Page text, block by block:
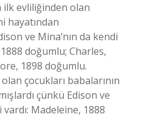
ilk evliliğinden olan
hayatından
ve Mina’nın da kendi
doğumlu; Charles,
1898 doğumlu.
çocukları babalarının
çünkü Edison ve
Madeleine, 1888